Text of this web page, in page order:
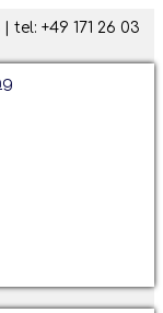
| tel: +49 171 26 03